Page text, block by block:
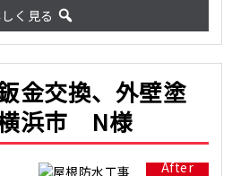
く見る
金交換、外壁塗
浜市 N様
After